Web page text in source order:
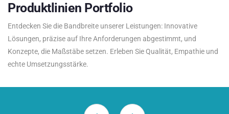
Produktlinien Portfolio
Entdecken Sie die Bandbreite unserer Leistungen: Innovative
Lösungen, präzise auf Ihre Anforderungen abgestimmt, und
Konzepte, die Maßstäbe setzen. Erleben Sie Qualität, Empathie und
echte Umsetzungsstärke.